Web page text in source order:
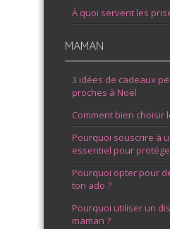
À quoi servent les
MAMAN
3 idées de cadeaux
proches à Noël
Comment bien choisir
Pourquoi souscrire à
essentiel pour
Pourquoi opter pour
ton ado ?
Pourquoi utiliser un
maman ?